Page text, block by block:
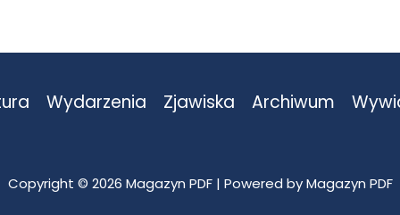
Wydarzenia Zjawiska Archiwum
Copyright © 2026 Magazyn PDF | Powered by Magazyn PDF